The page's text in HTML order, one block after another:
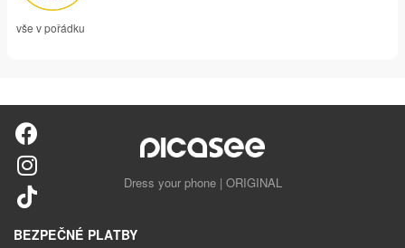
vše v pořádku
Dress your phone | ORIGINAL
BEZPEČNÉ PLATBY